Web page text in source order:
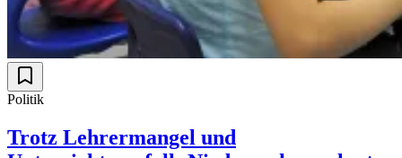
Politik
Trotz Lehrermangel und